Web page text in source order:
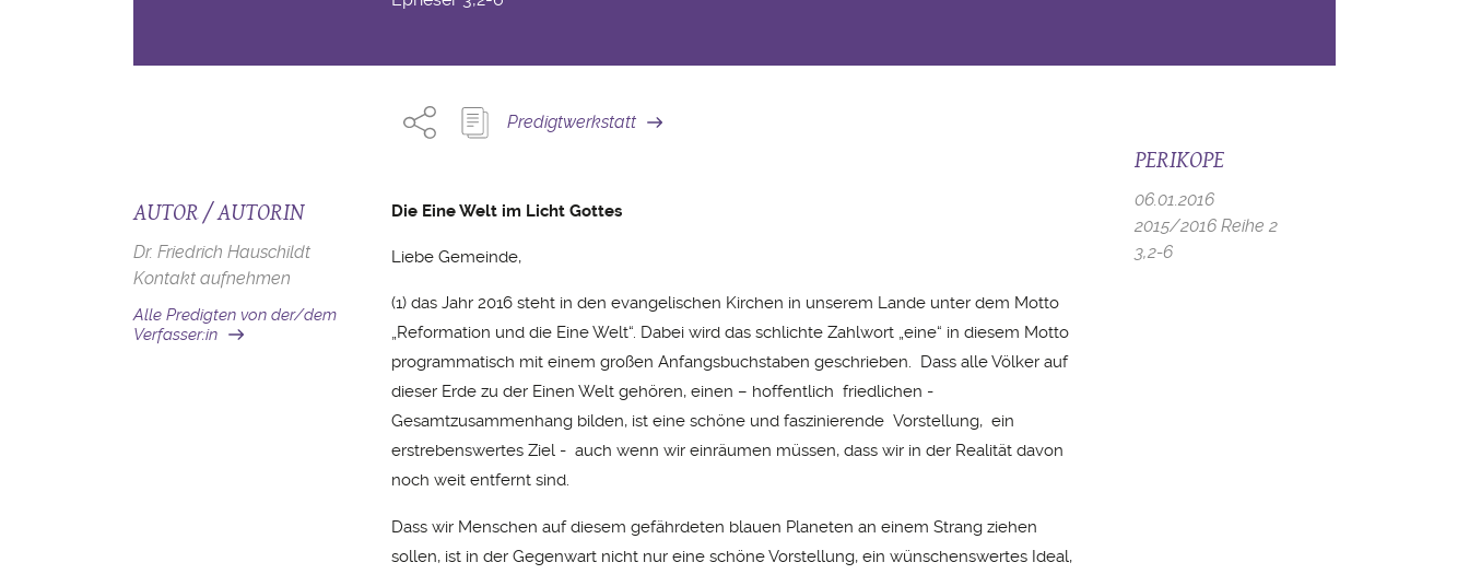
Predigtwerkstatt
AUTOR / AUTORIN
Dr. Friedrich Hauschildt
Kontakt aufnehmen
Alle Predigten von der/dem
Verfasser:in
Die Eine Welt im Licht Gottes
Liebe Gemeinde,
(1) das Jahr 2016 steht in den evangelischen Kirchen in unserem Lande unter dem Motto
„Reformation und die Eine Welt“. Dabei wird das schlichte Zahlwort „eine“ in diesem Motto
programmatisch mit einem großen Anfangsbuchstaben geschrieben. Dass alle Völker auf
dieser Erde zu der Einen Welt gehören, einen – hoffentlich friedlichen -
Gesamtzusammenhang bilden, ist eine schöne und faszinierende Vorstellung, ein
erstrebenswertes Ziel - auch wenn wir einräumen müssen, dass wir in der Realität davon
noch weit entfernt sind.
Dass wir Menschen auf diesem gefährdeten blauen Planeten an einem Strang ziehen
sollen, ist in der Gegenwart nicht nur eine schöne Vorstellung, ein wünschenswertes Ideal,
PERIKOPE
06.01.2016
2015/2016 Reihe 2
3,2-6